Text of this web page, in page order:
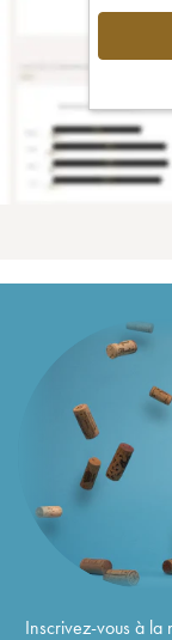
Inscrivez-vous à la